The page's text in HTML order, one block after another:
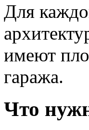
Для
имеют
гаража.
Что